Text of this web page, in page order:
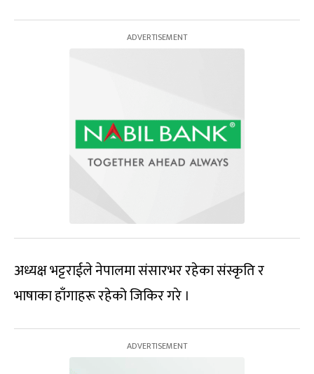
अध्यक्ष भट्टराईले नेपालमा संसारभर रहेका संस्कृति र
भाषाका हाँगाहरू रहेको जिकिर गरे ।